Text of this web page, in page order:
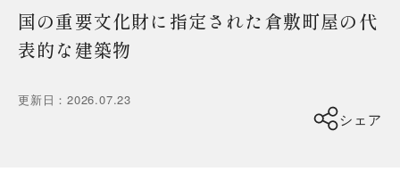
国の重要文化財に指定された倉敷町屋の代
表的な建築物
更新日 ：2026.07.23
シェア